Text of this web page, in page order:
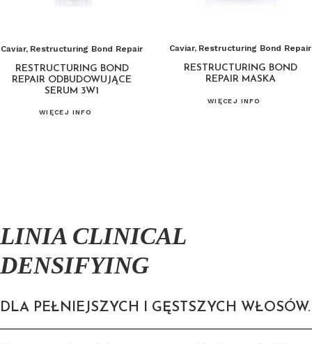
Caviar, Restructuring Bond Repair
RESTRUCTURING BOND
REPAIR ODBUDOWUJĄCE
SERUM 3W1
WIĘCEJ INFO
Caviar, Restructuring Bond Repair
RESTRUCTURING BOND
REPAIR MASKA
WIĘCEJ INFO
LINIA CLINICAL
DENSIFYING
DLA PEŁNIEJSZYCH I GĘSTSZYCH WŁOSÓW.